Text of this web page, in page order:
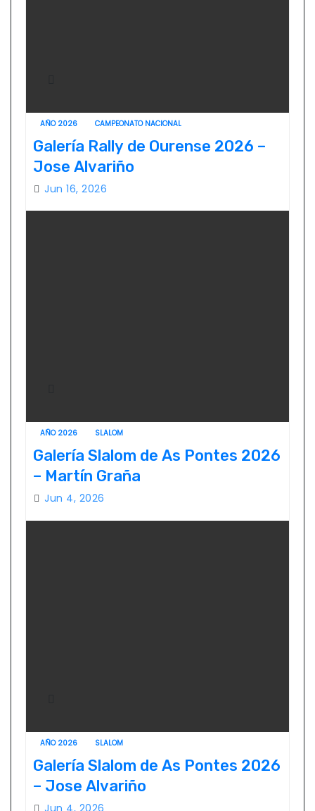
AÑO 2026 CAMPEONATO NACIONAL
Galería Rally de Ourense 2026 –
Jose Alvariño
Jun 16, 2026
AÑO 2026 SLALOM
Galería Slalom de As Pontes 2026
– Martín Graña
Jun 4, 2026
AÑO 2026 SLALOM
Galería Slalom de As Pontes 2026
– Jose Alvariño
Jun 4, 2026